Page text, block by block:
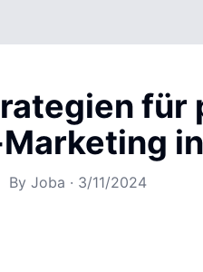
für
By Joba · 3/11/2024